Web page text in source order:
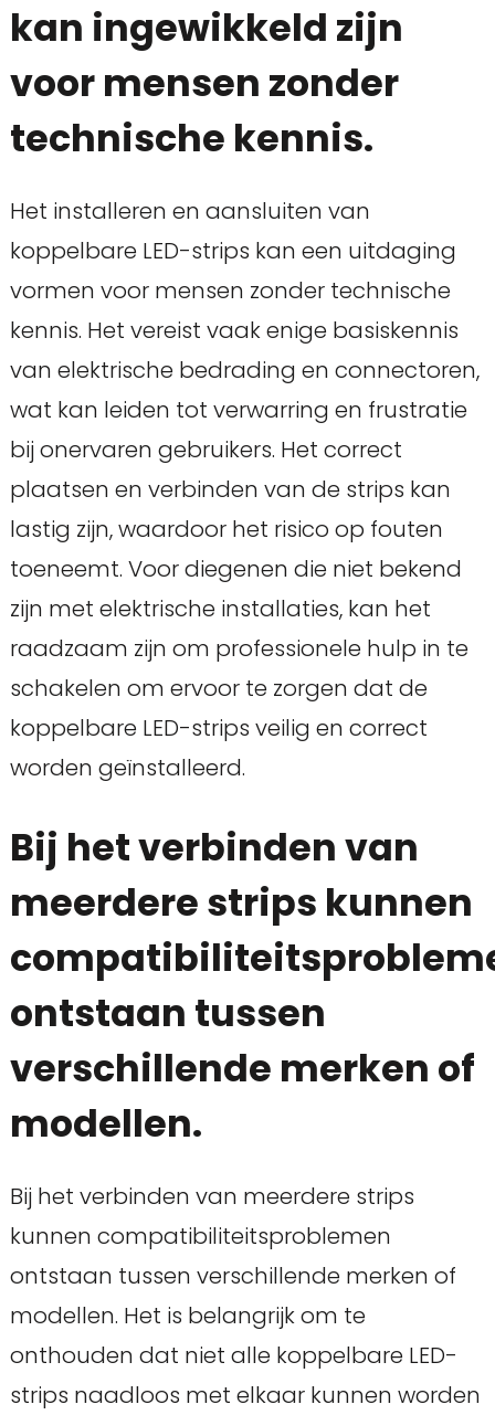
kan ingewikkeld zijn
voor mensen zonder
technische kennis.
Het installeren en aansluiten van
koppelbare LED-strips kan een uitdaging
vormen voor mensen zonder technische
kennis. Het vereist vaak enige basiskennis
van elektrische bedrading en connectoren,
wat kan leiden tot verwarring en frustratie
bij onervaren gebruikers. Het correct
plaatsen en verbinden van de strips kan
lastig zijn, waardoor het risico op fouten
toeneemt. Voor diegenen die niet bekend
zijn met elektrische installaties, kan het
raadzaam zijn om professionele hulp in te
schakelen om ervoor te zorgen dat de
koppelbare LED-strips veilig en correct
worden geïnstalleerd.
Bij het verbinden van
meerdere strips kunnen
ontstaan tussen
verschillende merken of
modellen.
Bij het verbinden van meerdere strips
kunnen compatibiliteitsproblemen
ontstaan tussen verschillende merken of
modellen. Het is belangrijk om te
onthouden dat niet alle koppelbare LED-
strips naadloos met elkaar kunnen worden